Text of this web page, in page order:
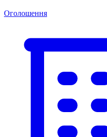
Оголошення